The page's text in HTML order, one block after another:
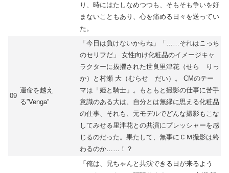
り、時にはたしなめつつも、そもそも争いを好
まないこともあり、心を痛める日々を送ってい
た。
09
運命を越え
る”Venga”
「今日は負けないからね」「……それはこっち
のセリフだ」 女性向け化粧品のイメージキャ
ラクターに抜擢された世良里津花（せら りっ
か）と村瀬 大（むらせ だい）。 CMのテー
マは「姫と騎士」。もともと撮影の仕事に苦手
意識のある大は、自分とは無縁に思える化粧品
の仕事、それも、元モデルでどんな撮影もこな
してみせる里津花との共演にプレッシャーを感
じるのだった。果たして、無事にＣＭ撮影は終
わるのか……！？
「俺は、兄ちゃんと共演できる日が来るよう